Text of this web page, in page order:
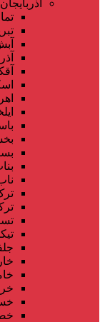
اهر